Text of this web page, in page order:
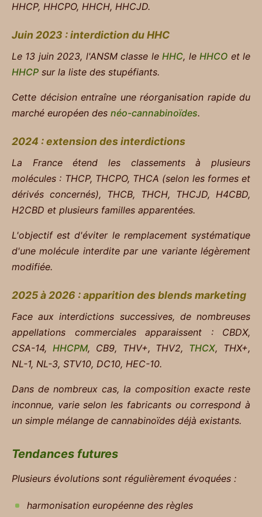
HHCP, HHCPO, HHCH, HHCJD.
Juin 2023 : interdiction du HHC
Le 13 juin 2023, l'ANSM classe leHHC, leHHCO et le
HHCP sur la liste des stupéfiants.
Cette décision entraîne une réorganisation rapide du
marché européen des néo-cannabinoïdes.
2024 : extension des interdictions
La France étend les classements à plusieurs
molécules : THCP, THCPO, THCA (selon les formes et
dérivés concernés), THCB, THCH, THCJD, H4CBD,
H2CBD et plusieurs familles apparentées.
L'objectif est d'éviter le remplacement systématique
d'une molécule interdite par une variante légèrement
modifiée.
2025 à 2026 : apparition des blends marketing
Face aux interdictions successives, de nombreuses
appellations commerciales apparaissent : CBDX,
CSA-14, HHCPM, CB9, THV+, THV2, THCX, THX+,
NL-1, NL-3, STV10, DC10, HEC-10.
Dans de nombreux cas, la composition exacte reste
inconnue, varie selon les fabricants ou correspond à
un simple mélange de cannabinoïdes déjà existants.
Tendances futures
Plusieurs évolutions sont régulièrement évoquées :
harmonisation européenne des règles